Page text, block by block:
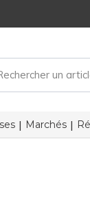
Marchés